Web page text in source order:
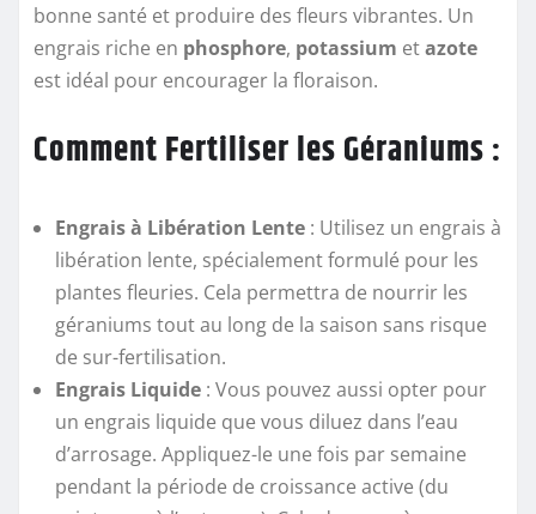
bonne santé et produire des fleurs vibrantes. Un
engrais riche en phosphore, potassium etazote
est idéal pour encourager la floraison.
Comment Fertiliser les Géraniums :
Engrais à Libération Lente : Utilisez un engrais à
libération lente, spécialement formulé pour les
plantes fleuries. Cela permettra de nourrir les
géraniums tout au long de la saison sans risque
de sur-fertilisation.
Engrais Liquide : Vous pouvez aussi opter pour
un engrais liquide que vous diluez dans l’eau
d’arrosage. Appliquez-le une fois par semaine
pendant la période de croissance active (du